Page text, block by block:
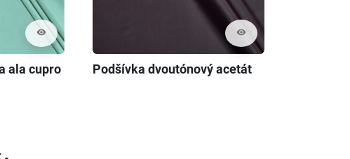
visibility
ala cupro
visibility
Podšívka dvoutónový acetát